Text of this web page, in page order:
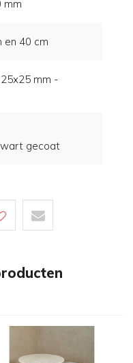
mm
en 40 cm
mm -
gecoat